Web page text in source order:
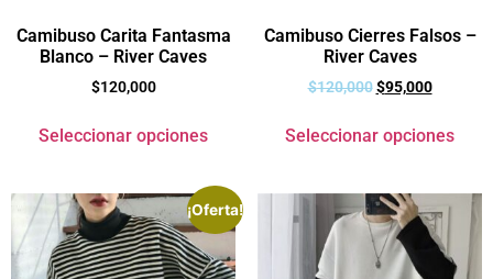
Camibuso Carita Fantasma
Blanco – River Caves
$120,000
Seleccionar opciones
Camibuso Cierres Falsos –
River Caves
$120,000 $95,000
Seleccionar opciones
¡Oferta!